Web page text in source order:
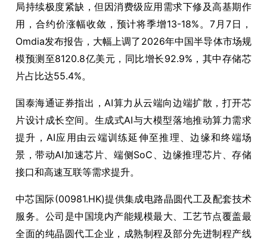
局持续极度紧缺，但因消费级应用需求下修及高基期作
用，合约价涨幅收敛，预计将季增13-18%。7月7日，
Omdia发布报告，大幅上调了2026年中国半导体市场规
模预测至8120.8亿美元，同比增长92.9%，其中存储芯
片占比达55.4%。
国泰海通证券指出，AI算力从云端向边端扩散，打开芯
片设计成长空间。生成式AI与大模型落地推动算力需求
提升，AI应用由云端训练延伸至推理、边缘和终端场
景，带动AI加速芯片、端侧SoC、边缘推理芯片、存储
接口和高速互联等需求提升。
中芯国际(00981.HK)提供集成电路晶圆代工及配套技术
服务。公司是中国境内产能规模最大、工艺节点覆盖最
全面的纯晶圆代工企业，成熟制程及部分先进制程产线